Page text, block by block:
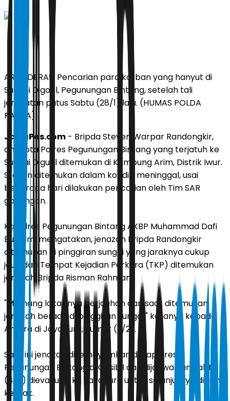
ARUS DERAS: Pencarian para korban yang hanyut di
Sungai Digoel, Pegunungan Bintang, setelah tali
jembatan putus Sabtu (28/1) lalu. (HUMAS POLDA
PAPUA)
JawaPos.com - Bripda Steven Warpar Randongkir,
anggota Polres Pegunungan Bintang yang terjatuh ke
Sungai Diguel ditemukan di Kampung Arim, Distrik Iwur.
Steven ditemukan dalam kondisi meninggal, usai
beberapa hari dilakukan pencarian oleh Tim SAR
gabungan.
Kapolres Pegunungan Bintang AKBP Muhammad Dafi
Bustomi mengatakan, jenazah Bripda Randongkir
ditemukan di pinggiran sungai yang jaraknya cukup
jauh dari Tempat Kejadian Perkara (TKP) ditemukan
jenazah Bripda Risman Rahman.
"Memang lokasinya berjauhan dan saat ditemukan
jenazah berada di pinggiran sungai," katanya kepada
Antara di Jayapura, Jumat (3/2).
Saat ini jenazah disemayamkan di Kapolres
Pegunungan Bintang di Oksibil dan dijadwalkan Sabtu
(4/2) dievakuasi ke Jayapura untuk selanjutnya dikirim
ke Biak.